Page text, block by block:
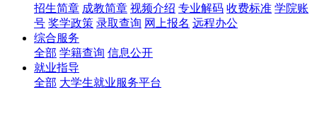
招生简章 成教简章 视频介绍 专业解码 收费标准 学院账
号 奖学政策 录取查询 网上报名 远程办公
综合服务
全部 学籍查询 信息公开
就业指导
全部 大学生就业服务平台